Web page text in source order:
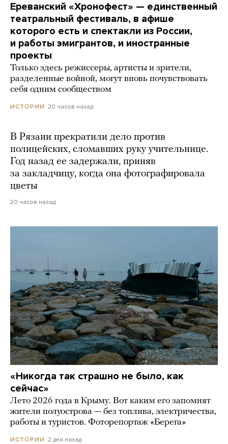
Ереванский «Хронофест» — единственный
театральный фестиваль, в афише
которого есть и спектакли из России,
и работы эмигрантов, и иностранные
проекты
Только здесь режиссеры, артисты и зрители,
разделенные войной, могут вновь почувствовать
себя одним сообществом
ИСТОРИИ 20 часов назад
В Рязани прекратили дело против
полицейских, сломавших руку учительнице.
Год назад ее задержали, приняв
за закладчицу, когда она фотографировала
цветы
20 часов назад
«Никогда так страшно не было, как
сейчас»
Лето 2026 года в Крыму. Вот каким его запомнят
жители полуострова — без топлива, электричества,
работы и туристов. Фоторепортаж «Берега»
ИСТОРИИ 2 дня назад